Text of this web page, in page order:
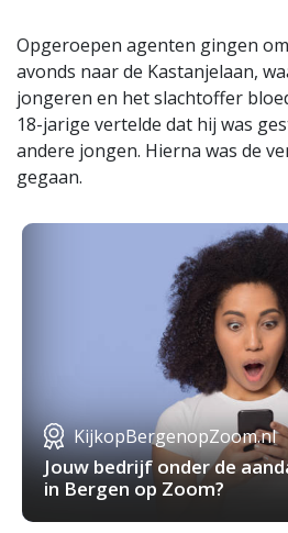
Opgeroepen agenten gingen
avonds naar de Kastanjelaan,
jongeren en het slachtoffer
18-jarige vertelde dat hij was
andere jongen. Hierna was de
gegaan.
KijkopBergenopZoom.nl
Jouw bedrijf onder de
in Bergen op Zoom?